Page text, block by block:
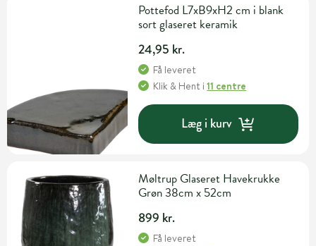
Pottefod L7xB9xH2 cm i blank
sort glaseret keramik
24,95 kr.
Få leveret
Klik & Hent i11 centre
Læg i kurv
Møltrup Glaseret Havekrukke
Grøn 38cm x 52cm
899 kr.
Få leveret